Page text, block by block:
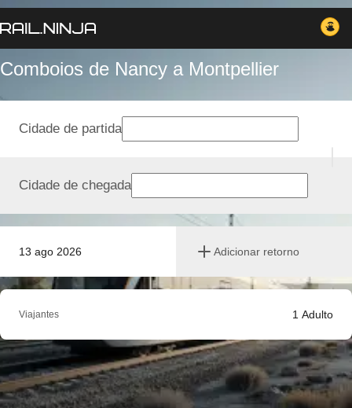
Comboios de Nancy a Montpellier
13 ago 2026 Adicionar retorno
Cidade de partida
Cidade de chegada
Viajantes 1 Adulto